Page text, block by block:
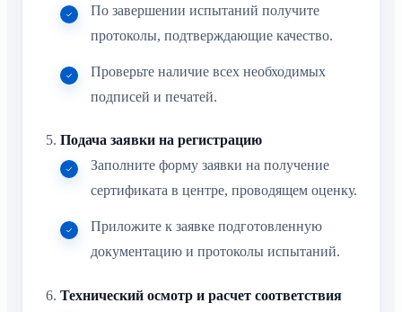
По завершении испытаний получите
протоколы, подтверждающие качество.
Проверьте наличие всех необходимых
подписей и печатей.
Подача заявки на регистрацию
Заполните форму заявки на получение
сертификата в центре, проводящем оценку.
Приложите к заявке подготовленную
документацию и протоколы испытаний.
Технический осмотр и расчет соответствия